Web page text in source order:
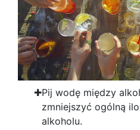
Pij wodę między
zmniejszyć ogólną
alkoholu.